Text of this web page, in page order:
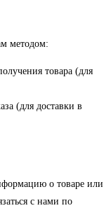
методом:
товара (для
(для доставки в
о товаре или
с нами по